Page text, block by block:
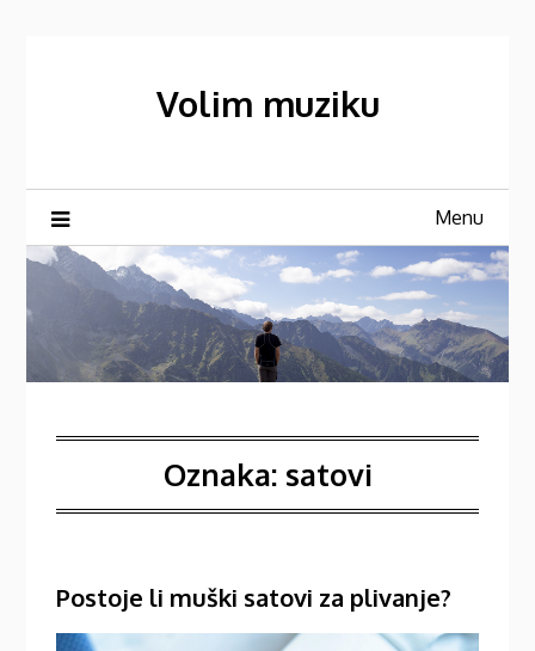
Volim muziku
Menu
Oznaka: satovi
Postoje li muški satovi za plivanje?